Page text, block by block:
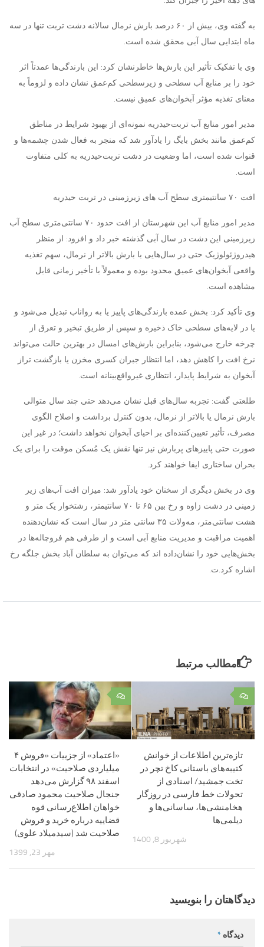
به گفته وی، بیش از ۶۰ درصد بارش نرمال سالانه دشت تربت تنها در سه
ماه ابتدایی سال آبی محقق شده است.
وی با تفکیک تأثیر این بارش‌ها خاطرنشان کرد: این بارندگی‌ها عمدتاً اثر
خود را بر منابع آب سطحی و زیرسطحی کم‌عمق نشان داده و لزوماً به
معنای تغذیه مؤثر آبخوان‌های عمیق نیست.
مدیر امور منابع آب تربت‌حیدریه نمونه‌ای از بهبود شرایط در مناطق
کم‌عمق مانند بخش بایگ را یادآور شد که منجر به فعال شدن چشمه‌ها و
قنوات شده است، اما وضعیت در دشت تربت‌حیدریه به کلی متفاوت
است.
افت ۷۰ سانتیمتری سطح آب های زیرزمینی در تربت حیدریه
مدیر امور منابع آب این شهرستان از افت حدود ۷۰ سانتی‌متری سطح آب
زیرزمینی این دشت در سال آبی گذشته خبر داد و افزود: از منظر
هیدروژئولوژیک حتی در سال‌هایی با بارش بالاتر از نرمال، سهم تغذیه
واقعی آبخوان‌های عمیق محدود بوده و معمولاً با تأخیر زمانی قابل
مشاهده است.
وی تأکید کرد: بخش عمده بارندگی‌های پاییز یا به رواناب تبدیل می‌شود و
یا در لایه‌های سطحی خاک ذخیره و سپس از طریق تبخیر و تعرق از
چرخه خارج می‌شود، بنابراین بارش‌های امسال در بهترین حالت می‌تواند
نرخ افت را کاهش دهد، اما انتظار جبران کسری مخزن یا بازگشت تراز
آبخوان به شرایط پایدار، انتظاری غیرواقع‌بینانه است.
طلعتی گفت: تجربه سال‌های قبل نشان می‌دهد حتی چند سال متوالی
بارش نرمال یا بالاتر از نرمال، بدون کنترل برداشت و اصلاح الگوی
مصرف، تأثیر تعیین‌کننده‌ای بر احیای آبخوان نخواهد داشت؛ در غیر این
صورت حتی پاییزهای پربارش نیز تنها نقش یک مُسکن موقت را برای یک
بحران ساختاری ایفا خواهند کرد.
وی در بخش دیگری از سخنان خود یادآور شد: میزان افت آب‌های زیر
زمینی در دشت زاوه و رخ بین ۶۵ تا ۷۰ سانتیمتر،‌ رشتخوار یک متر و
هشت سانتی‌متر، مه‌ولات ۳۵ سانتی متر در سال است که نشان‌دهنده
اهمیت مراقبت و مدیریت منابع آبی است و از طرفی هم فروچاله‌ها در
بخش‌هایی خود را نشان‌داده اند که می‌توان به سلطان آباد بخش جلگه رخ‌
اشاره کرد.ت.
مطالب مرتبط
۰
«اعتماد» از جزییات «فروش ۴
میلیاردی صلاحیت» در انتخابات
اسفند ۹۸ گزارش می‌دهد
جنجال صلاحیت محمود صادقی
خواهان اطلاع‌رسانی قوه
قضاییه درباره خرید و فروش
صلاحیت شد (سیدمیلاد علوی)
مهر 23, 1399
۰
تازه‌ترین اطلاعات از خوانش
کتیبه‌های باستانی کاخ تچر در
تخت جمشید/ اسنادی از
تحولات خط فارسی در روزگار
هخامنشی‌ها، ساسانی‌ها و
دیلمی‌ها
شهریور 8, 1400
دیدگاهتان را بنویسید
دیدگاه *